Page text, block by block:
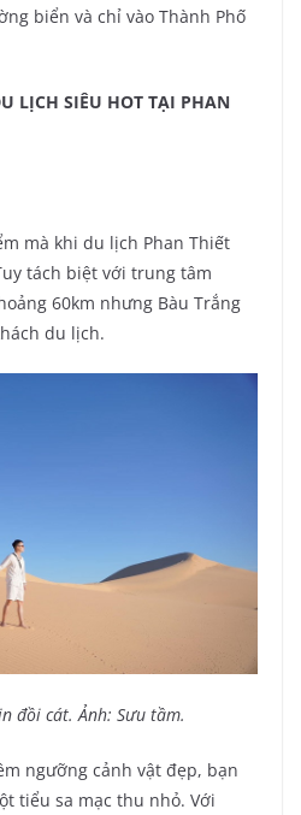
biển và chỉ vào Thành Phố
LỊCH SIÊU HOT TẠI PHAN
mà khi du lịch Phan Thiết
tách biệt với trung tâm
60km nhưng Bàu Trắng
du lịch.
đồi cát. Ảnh: Sưu tầm.
ngưỡng cảnh vật đẹp, bạn
tiểu sa mạc thu nhỏ. Với